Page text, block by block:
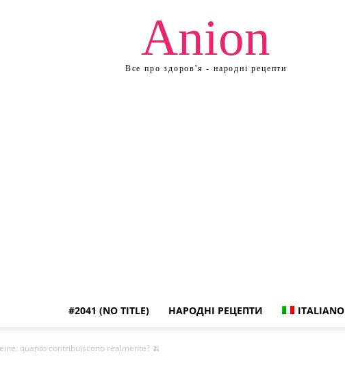
Anion
Все про здоров'я - народні рецепти
#2041 (NO TITLE) НАРОДНІ РЕЦЕПТИ ITALIANO
quanto contribuiscono realmente? 🍌